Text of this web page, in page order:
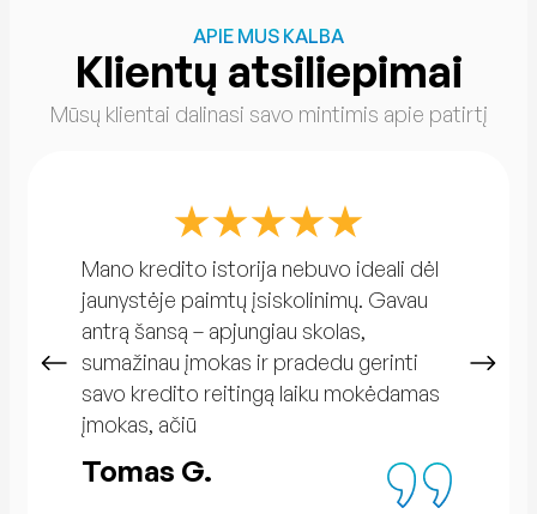
APIE MUS KALBA
Klientų atsiliepimai
Mūsų klientai dalinasi savo mintimis apie patirtį
Mano kredito istorija nebuvo ideali dėl
jaunystėje paimtų įsiskolinimų. Gavau
antrą šansą – apjungiau skolas,
sumažinau įmokas ir pradedu gerinti
savo kredito reitingą laiku mokėdamas
įmokas, ačiū
Tomas G.